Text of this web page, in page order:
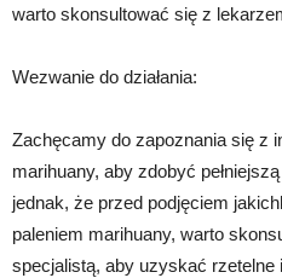
warto skonsultować się z
Wezwanie do działania:
Zachęcamy do zapoznania się z
marihuany, aby zdobyć
jednak, że przed podjęciem
paleniem marihuany, warto
specjalistą, aby uzyskać rzetelne